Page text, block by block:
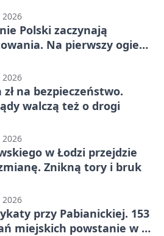
Polski zaczynają
Na pierwszy ogień
zł na bezpieczeństwo.
walczą też o drogi
w Łodzi przejdzie
Znikną tory i bruk
przy Pabianickiej. 153
miejskich powstanie w 15